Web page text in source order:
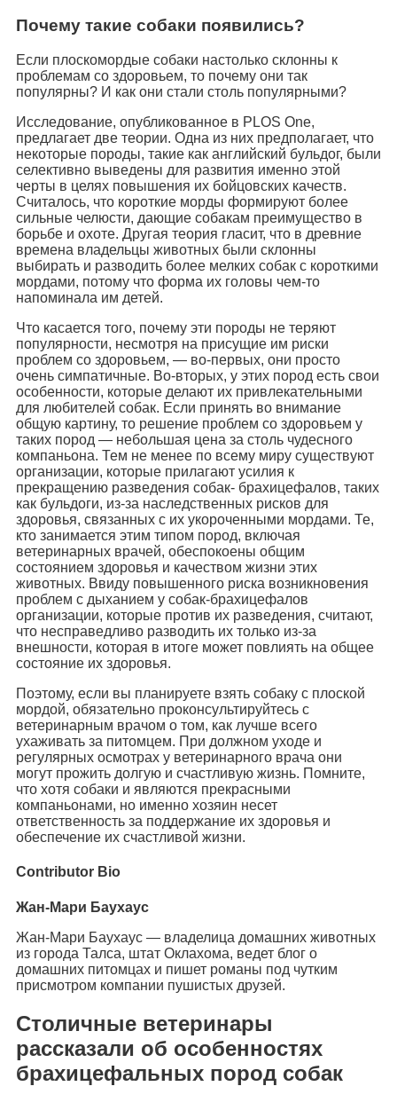
Почему такие собаки появились?
Если плоскомордые собаки настолько склонны к
проблемам со здоровьем, то почему они так
популярны? И как они стали столь популярными?
Исследование, опубликованное в PLOS One,
предлагает две теории. Одна из них предполагает, что
некоторые породы, такие как английский бульдог, были
селективно выведены для развития именно этой
черты в целях повышения их бойцовских качеств.
Считалось, что короткие морды формируют более
сильные челюсти, дающие собакам преимущество в
борьбе и охоте. Другая теория гласит, что в древние
времена владельцы животных были склонны
выбирать и разводить более мелких собак с короткими
мордами, потому что форма их головы чем-то
напоминала им детей.
Что касается того, почему эти породы не теряют
популярности, несмотря на присущие им риски
проблем со здоровьем, — во-первых, они просто
очень симпатичные. Во-вторых, у этих пород есть свои
особенности, которые делают их привлекательными
для любителей собак. Если принять во внимание
общую картину, то решение проблем со здоровьем у
таких пород — небольшая цена за столь чудесного
компаньона. Тем не менее по всему миру существуют
организации, которые прилагают усилия к
прекращению разведения собак- брахицефалов, таких
как бульдоги, из-за наследственных рисков для
здоровья, связанных с их укороченными мордами. Те,
кто занимается этим типом пород, включая
ветеринарных врачей, обеспокоены общим
состоянием здоровья и качеством жизни этих
животных. Ввиду повышенного риска возникновения
проблем с дыханием у собак-брахицефалов
организации, которые против их разведения, считают,
что несправедливо разводить их только из-за
внешности, которая в итоге может повлиять на общее
состояние их здоровья.
Поэтому, если вы планируете взять собаку с плоской
мордой, обязательно проконсультируйтесь с
ветеринарным врачом о том, как лучше всего
ухаживать за питомцем. При должном уходе и
регулярных осмотрах у ветеринарного врача они
могут прожить долгую и счастливую жизнь. Помните,
что хотя собаки и являются прекрасными
компаньонами, но именно хозяин несет
ответственность за поддержание их здоровья и
обеспечение их счастливой жизни.
Contributor Bio
Жан-Мари Баухаус
Жан-Мари Баухаус — владелица домашних животных
из города Талса, штат Оклахома, ведет блог о
домашних питомцах и пишет романы под чутким
присмотром компании пушистых друзей.
Столичные ветеринары
рассказали об особенностях
брахицефальных пород собак